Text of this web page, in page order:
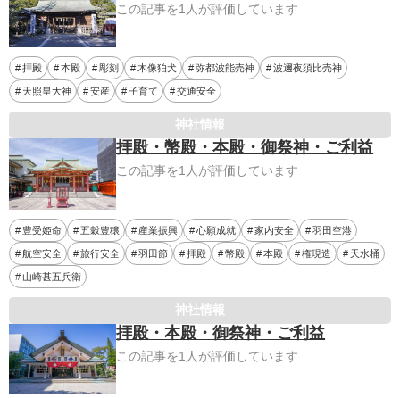
この記事を1人が評価しています
拝殿 本殿 彫刻 木像狛犬 弥都波能売神 波邇夜須比売神
天照皇大神 安産 子育て 交通安全
神社情報
拝殿・幣殿・本殿・御祭神・ご利益
この記事を1人が評価しています
豊受姫命 五穀豊穣 産業振興 心願成就 家内安全 羽田空港
航空安全 旅行安全 羽田節 拝殿 幣殿 本殿 権現造 天水桶
山崎甚五兵衛
神社情報
拝殿・本殿・御祭神・ご利益
この記事を1人が評価しています